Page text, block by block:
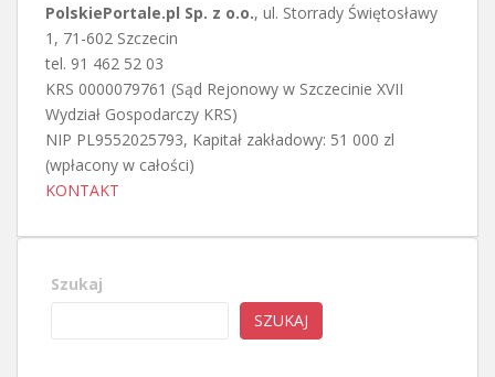
PolskiePortale.pl Sp. z o.o., ul. Storrady Świętosławy
1, 71-602 Szczecin
tel. 91 462 52 03
KRS 0000079761 (Sąd Rejonowy w Szczecinie XVII
Wydział Gospodarczy KRS)
NIP PL9552025793, Kapitał zakładowy: 51 000 zl
(wpłacony w całości)
KONTAKT
Szukaj
SZUKAJ